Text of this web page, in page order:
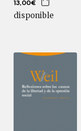
13,00€
disponible